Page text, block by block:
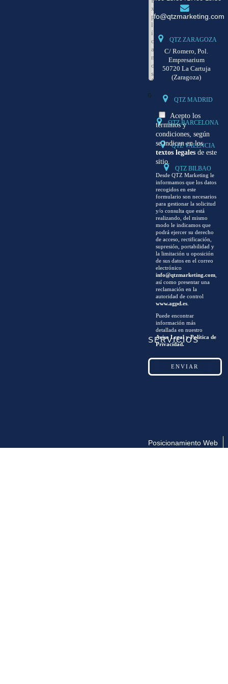
0
Acepto los
términos y
condiciones, según
se indican en los
textos legalesde este
sitio.
Desde QTZ Marketing le
informamos que los datos
recogidos en este
formulario son necesarios
para gestionar la solicitud
y/o consulta que está
realizando, del mismo
modo le indicamos que
podrá ejercer su derecho
de acceso, rectificación,
supresión, portabilidad y
la limitación u oposición
de sus datos en el correo
electrónico
info@qtzmarketing.com,
así como presentar una
reclamación en la
autoridad de control
www.agpd.es.
Puede encontrar
información más
detallada en nuestro
Aviso Legal y Política de
Privacidad.
info@qtzmarketing.com
QTZ ZARAGOZA
C/ Romero, Pol.
Empresarium
50720 La Cartuja
(Zaragoza)
QTZ MADRID
QTZ BARCELONA
QTZ VALENCIA
QTZ BILBAO
SERVICIOS
Posicionamiento Web